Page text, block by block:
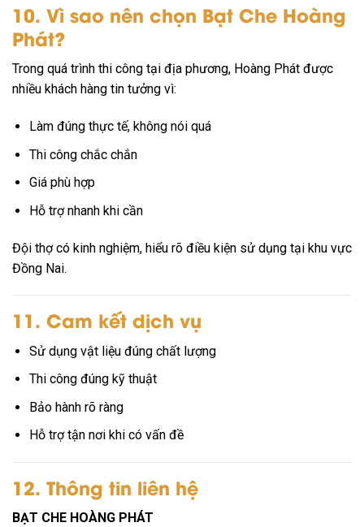
10. Vì sao nên chọn Bạt Che Hoàng
Phát?
Trong quá trình thi công tại địa phương, Hoàng Phát được
nhiều khách hàng tin tưởng vì:
Làm đúng thực tế, không nói quá
Thi công chắc chắn
Giá phù hợp
Hỗ trợ nhanh khi cần
Đội thợ có kinh nghiệm, hiểu rõ điều kiện sử dụng tại khu vực
Đồng Nai.
11. Cam kết dịch vụ
Sử dụng vật liệu đúng chất lượng
Thi công đúng kỹ thuật
Bảo hành rõ ràng
Hỗ trợ tận nơi khi có vấn đề
12. Thông tin liên hệ
BẠT CHE HOÀNG PHÁT